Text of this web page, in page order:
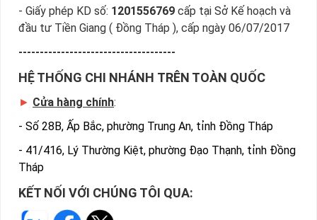
- Giấy phép KD số: 1201556769 cấp tại Sở Kế hoạch và
đầu tư Tiền Giang ( Đồng Tháp ), cấp ngày 06/07/2017
-------------------------------------
HỆ THỐNG CHI NHÁNH TRÊN TOÀN QUỐC
► Cửa hàng chính:
- Số 28B, Ấp Bắc, phường Trung An, tỉnh Đồng Tháp
- 41/416, Lý Thường Kiệt, phường Đạo Thạnh, tỉnh Đồng
Tháp
KẾT NỐI VỚI CHÚNG TÔI QUA: